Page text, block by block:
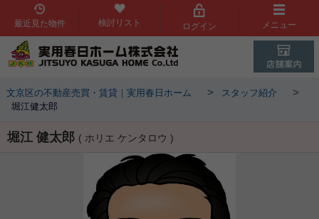
最近見た物件 検討リスト ログイン メニュー
文京区の不動産売買・賃貸｜実用春日ホーム > スタッフ紹介 >
堀江健太郎
堀江 健太郎 ( ホリエ ケンタロウ )